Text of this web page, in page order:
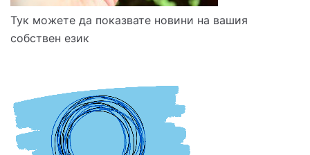
Тук можете да показвате новини на вашия
собствен език